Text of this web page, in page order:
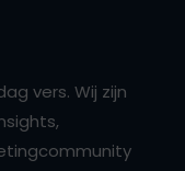
vers. Wij zijn